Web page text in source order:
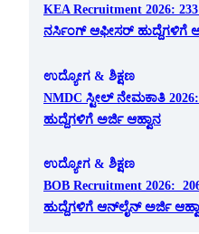
KEA Recruitment 2026:
ನರ್ಸಿಂಗ್ ಆಫೀಸರ್ ಹುದ್ದೆಗಳಿಗೆ
ಉದ್ಯೋಗ & ಶಿಕ್ಷಣ
NMDC ಸ್ಟೀಲ್ ನೇಮಕಾತಿ
ಹುದ್ದೆಗಳಿಗೆ ಅರ್ಜಿ ಆಹ್ವಾನ
ಉದ್ಯೋಗ & ಶಿಕ್ಷಣ
BOB Recruitment 2026:
ಹುದ್ದೆಗಳಿಗೆ ಆನ್‌ಲೈನ್ ಅರ್ಜಿ